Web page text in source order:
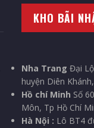
KHO BÃI
Nha Trang Đại
huyện Diên
Hồ chí Minh Số
Môn, Tp Hồ Chí
Hà Nội : Lô BT4